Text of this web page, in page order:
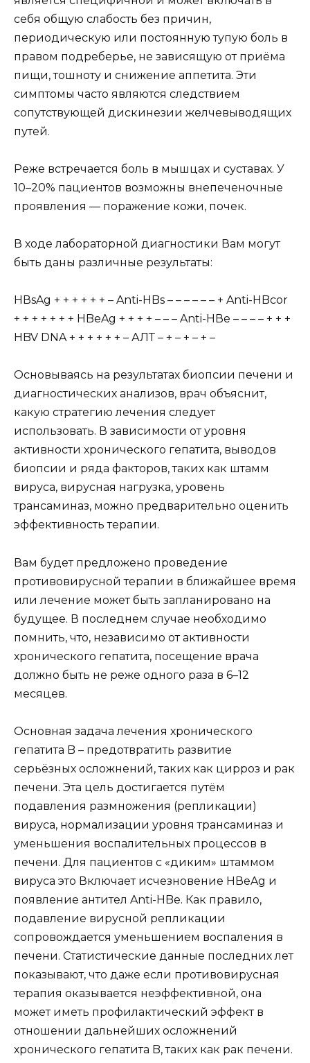
себя общую слабость без причин,
периодическую или постоянную тупую боль в
правом подреберье, не зависящую от приёма
пищи, тошноту и снижение аппетита. Эти
симптомы часто являются следствием
сопутствующей дискинезии желчевыводящих
путей.
Реже встречается боль в мышцах и суставах. У
10–20% пациентов возможны внепеченочные
проявления — поражение кожи, почек.
В ходе лабораторной диагностики Вам могут
быть даны различные результаты:
HВsAg + + + + + + – Anti-HBs – – – – – – + Anti-HBcor
+ + + + + + + HBeAg + + + + – – – Anti-HВe – – – – + + +
HBV DNA + + + + + + – АЛТ – + – + – + –
Основываясь на результатах биопсии печени и
диагностических анализов, врач объяснит,
какую стратегию лечения следует
использовать. В зависимости от уровня
активности хронического гепатита, выводов
биопсии и ряда факторов, таких как штамм
вируса, вирусная нагрузка, уровень
трансаминаз, можно предварительно оценить
эффективность терапии.
Вам будет предложено проведение
противовирусной терапии в ближайшее время
или лечение может быть запланировано на
будущее. В последнем случае необходимо
помнить, что, независимо от активности
хронического гепатита, посещение врача
должно быть не реже одного раза в 6–12
месяцев.
Основная задача лечения хронического
гепатита B – предотвратить развитие
серьёзных осложнений, таких как цирроз и рак
печени. Эта цель достигается путём
подавления размножения (репликации)
вируса, нормализации уровня трансаминаз и
уменьшения воспалительных процессов в
печени. Для пациентов с «диким» штаммом
вируса это Включает исчезновение HВeAg и
появление антител Anti-HBe. Как правило,
подавление вирусной репликации
сопровождается уменьшением воспаления в
печени. Статистические данные последних лет
показывают, что даже если противовирусная
терапия оказывается неэффективной, она
может иметь профилактический эффект в
отношении дальнейших осложнений
хронического гепатита B, таких как рак печени.